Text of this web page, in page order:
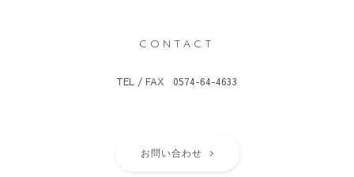
CONTACT
TEL / FAX 0574-64-4633
お問い合わせ